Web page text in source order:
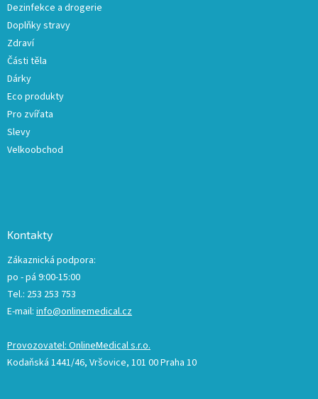
Dezinfekce a drogerie
Doplňky stravy
Zdraví
Části těla
Dárky
Eco produkty
Pro zvířata
Slevy
Velkoobchod
Kontakty
Zákaznická podpora:
po - pá 9:00-15:00
Tel.: 253 253 753
E-mail: info@onlinemedical.cz
Provozovatel: OnlineMedical s.r.o.
Kodaňská 1441/46, Vršovice, 101 00 Praha 10